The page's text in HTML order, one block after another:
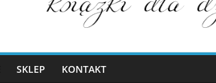
SKLEP KONTAKT